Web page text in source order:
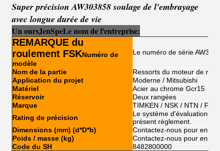
Super précision AW303858 soulage de l'embrayage
avec longue durée de vie
Un oursJenSpeLe nom de l'entreprise:
REMARQUE du
roulement FSKNuméro de
modèle
Le numéro de série
Nom de la partie
Ressorts du moteur de roue
Application du projet
Moderne / Mitsubishi
Matériel
Acier au chrome Gcr15
Réservoir
Deux rangées
Marque
TIMKEN / NSK / NTN /
Rating de précision
Le système d'évaluation
présent règlement.
Dimensions (mm) (d*D*b)
Contactez-nous pour en
Poids / masse (kg)
Contactez-nous pour en
Code du SH
8482800000